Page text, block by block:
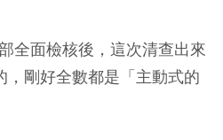
全面檢核後，這次清查出來
剛好全數都是「主動式的